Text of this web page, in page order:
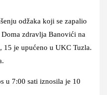
odžaka koji se zapalio
zdravlja Banovići na
15 je upućeno u UKC Tuzla.
u 7:00 sati iznosila je 10